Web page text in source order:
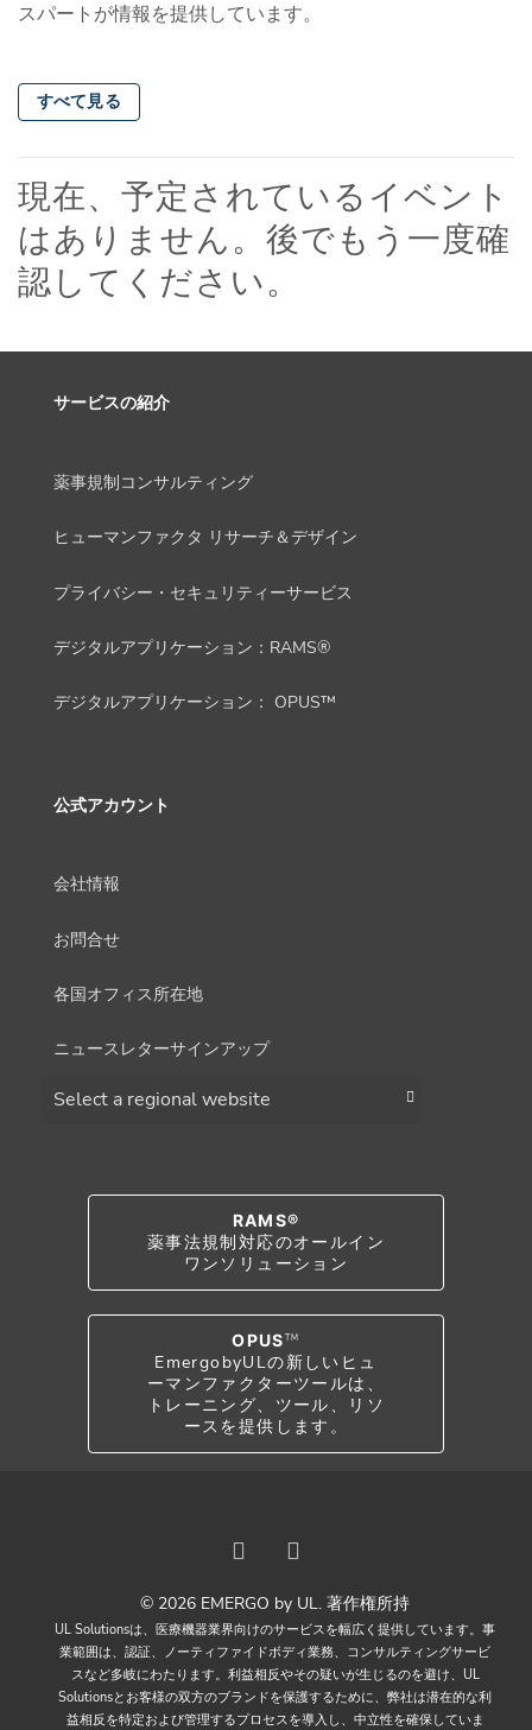
スパートが情報を提供しています。
すべて見る
現在、予定されているイベント
はありません。後でもう一度確
認してください。
サービスの紹介
薬事規制コンサルティング
ヒューマンファクタ リサーチ＆デザイン
プライバシー・セキュリティーサービス
デジタルアプリケーション：RAMS®
デジタルアプリケーション： OPUS™
公式アカウント
会社情報
お問合せ
各国オフィス所在地
ニュースレターサインアップ
RAMS®
薬事法規制対応のオールイン
ワンソリューション
OPUS TM
EmergobyULの新しいヒュ
ーマンファクターツールは、
トレーニング、ツール、リソ
ースを提供します。
© 2026 EMERGO by UL. 著作権所持
UL Solutionsは、医療機器業界向けのサービスを幅広く提供しています。事
業範囲は、認証、ノーティファイドボディ業務、コンサルティングサービ
スなど多岐にわたります。利益相反やその疑いが生じるのを避け、UL
Solutionsとお客様の双方のブランドを保護するために、弊社は潜在的な利
益相反を特定および管理するプロセスを導入し、中立性を確保していま